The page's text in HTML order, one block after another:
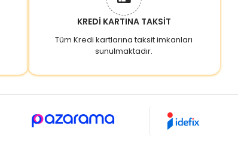
KREDİ KARTINA TAKSİT
Tüm Kredi kartlarına taksit imkanları
sunulmaktadır.